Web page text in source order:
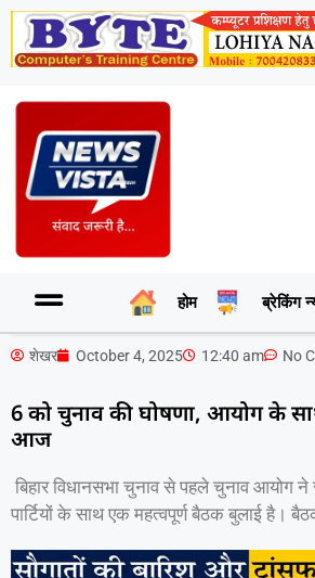
होम ब्रेकिंग
शेखर October 4, 2025 12:40 am No
6 को चुनाव की घोषणा, आयोग के
आज
बिहार विधानसभा चुनाव से पहले चुनाव आयोग ने
पार्टियों के साथ एक महत्वपूर्ण बैठक बुलाई है।